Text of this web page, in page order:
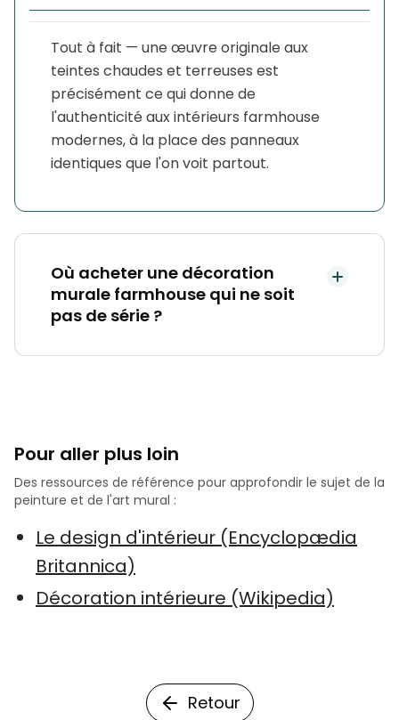
Tout à fait — une œuvre originale aux
teintes chaudes et terreuses est
précisément ce qui donne de
l'authenticité aux intérieurs farmhouse
modernes, à la place des panneaux
identiques que l'on voit partout.
Où acheter une décoration
murale farmhouse qui ne soit
pas de série ?
Pour aller plus loin
Des ressources de référence pour approfondir le sujet de la
peinture et de l'art mural :
Le design d'intérieur (Encyclopædia
Britannica)
Décoration intérieure (Wikipedia)
Retour